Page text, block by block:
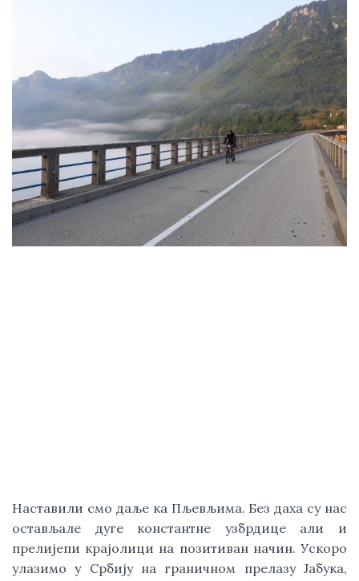
Наставили смо даље ка Пљевљима. Без даха су нас
остављале дуге константне узбрдице али и
прелијепи крајолици на позитиван начин. Ускоро
улазимо у Србију на граничном прелазу Јабука,